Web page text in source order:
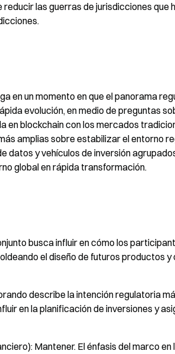
las guerras de jurisdicciones
en un momento en que el panorama
evolución, en medio de preguntas
en blockchain con los mercados
amplias sobre estabilizar el entorno
datos y vehículos de inversión
global en rápida transformación.
busca influir en cómo los
el diseño de futuros productos y
describe la intención regulatoria
en la planificación de inversiones y
Mantener. El énfasis del marco